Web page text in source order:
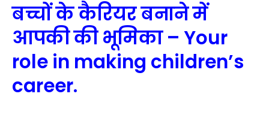
बच्चों के कैरियर बनाने में
आपकी की भूमिका – Your
role in making children’s
career.